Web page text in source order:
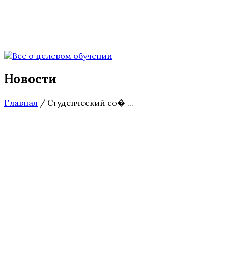
Новости
Главная / Студенческий со� ...